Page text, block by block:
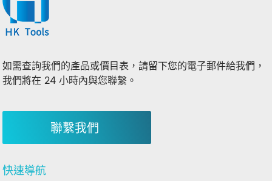
如需查詢我們的產品或價目表，請留下您的電子郵件給我們，
我們將在 24 小時內與您聯繫。
聯繫我們
快速導航